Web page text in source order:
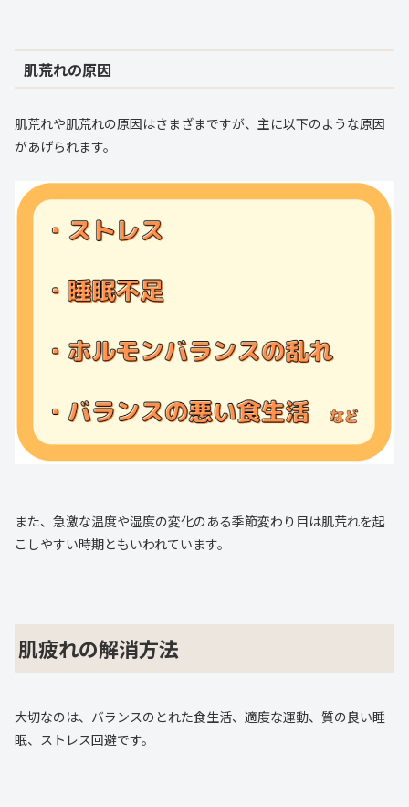
肌荒れの原因
肌荒れや肌荒れの原因はさまざまですが、主に以下のような原因
があげられます。
また、急激な温度や湿度の変化のある季節変わり目は肌荒れを起
こしやすい時期ともいわれています。
肌疲れの解消方法
大切なのは、バランスのとれた食生活、適度な運動、質の良い睡
眠、ストレス回避です。